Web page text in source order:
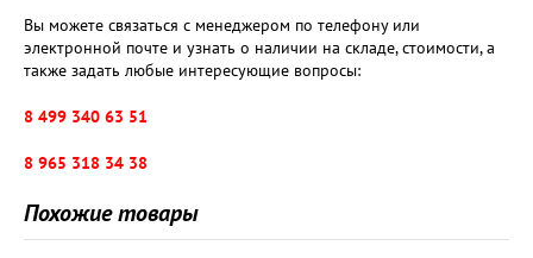
Вы можете связаться с менеджером по телефону или
электронной почте и узнать о наличии на складе, стоимости, а
также задать любые интересующие вопросы:
8 499 340 63 51
8 965 318 34 38
Похожие товары